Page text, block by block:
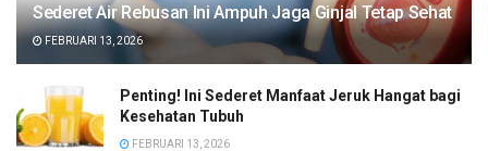
Sederet Air Rebusan Ini Ampuh Jaga Ginjal Tetap Sehat
FEBRUARI 13, 2026
Penting! Ini Sederet Manfaat Jeruk Hangat bagi
Kesehatan Tubuh
FEBRUARI 13, 2026